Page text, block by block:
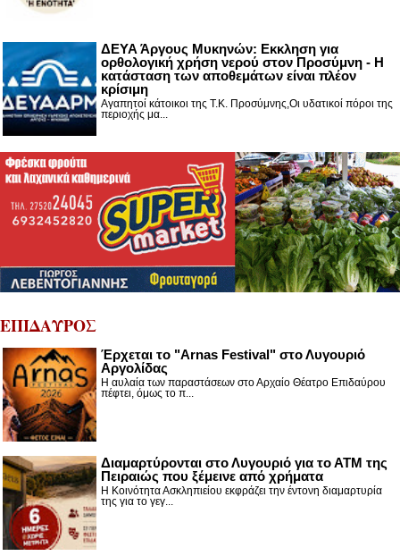
ΔΕΥΑ Άργους Μυκηνών: Εκκληση για
ορθολογική χρήση νερού στον Προσύμνη - Η
κατάσταση των αποθεμάτων είναι πλέον
κρίσιμη
Αγαπητοί κάτοικοι της Τ.Κ. Προσύμνης,Οι υδατικοί πόροι της
περιοχής μα...
ΕΠΙΔΑΥΡΟΣ
Έρχεται το "Arnas Festival" στο Λυγουριό
Αργολίδας
Η αυλαία των παραστάσεων στο Αρχαίο Θέατρο Επιδαύρου
πέφτει, όμως το π...
Διαμαρτύρονται στο Λυγουριό για το ΑΤΜ της
Πειραιώς που ξέμεινε από χρήματα
Η Κοινότητα Ασκληπιείου εκφράζει την έντονη διαμαρτυρία
της για το γεγ...